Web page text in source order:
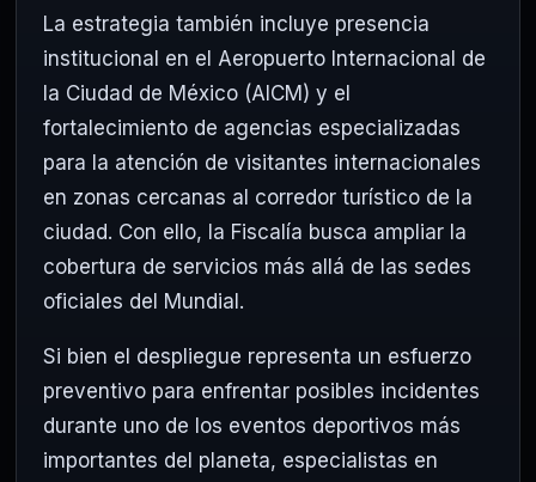
La estrategia también incluye presencia
institucional en el Aeropuerto Internacional de
la Ciudad de México (AICM) y el
fortalecimiento de agencias especializadas
para la atención de visitantes internacionales
en zonas cercanas al corredor turístico de la
ciudad. Con ello, la Fiscalía busca ampliar la
cobertura de servicios más allá de las sedes
oficiales del Mundial.
Si bien el despliegue representa un esfuerzo
preventivo para enfrentar posibles incidentes
durante uno de los eventos deportivos más
importantes del planeta, especialistas en